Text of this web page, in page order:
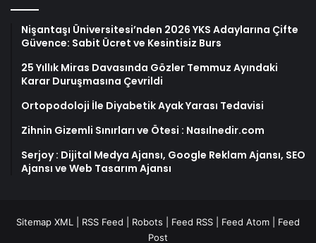
Nişantaşı Üniversitesi’nden 2026 YKS Adaylarına Çifte
Güvence: Sabit Ücret ve Kesintisiz Burs
25 Yıllık Miras Davasında Gözler Temmuz Ayındaki
Karar Duruşmasına Çevrildi
Ortopodoloji İle Diyabetik Ayak Yarası Tedavisi
Zihnin Gizemli Sınırları ve Ötesi : Nasılnedir.com
Serjoy : Dijital Medya Ajansı, Google Reklam Ajansı, SEO
Ajansı ve Web Tasarım Ajansı
Sitemap XML RSS Feed Robots Feed RSS Feed Atom
Feed
Post